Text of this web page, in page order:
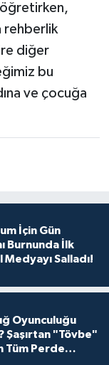
öğretirken,
rehberlik
diğer
bu
ve çocuğa
İçin Gün
Burnunda İlk
Medyayı Salladı!
Oyunculuğu
Şaşırtan "Tövbe"
Tüm Perde